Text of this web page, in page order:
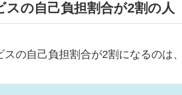
スの自己負担割合が2割の人
の自己負担割合が2割になるのは、